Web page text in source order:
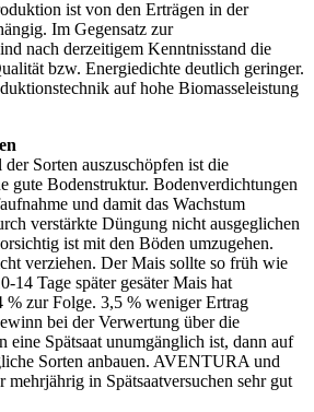
ist von den Erträgen in der
Im Gegensatz zur
nach derzeitigem Kenntnisstand die
bzw. Energiedichte deutlich geringer.
auf hohe Biomasseleistung
Sorten auszuschöpfen ist die
gute Bodenstruktur. Bodenverdichtungen
und damit das Wachstum
verstärkte Düngung nicht ausgeglichen
ist mit den Böden umzugehen.
verziehen. Der Mais sollte so früh wie
14 Tage später gesäter Mais hat
% zur Folge. 3,5 % weniger Ertrag
bei der Verwertung über die
eine Spätsaat unumgänglich ist, dann auf
Sorten anbauen. AVENTURA und
in Spätsaatversuchen sehr gut